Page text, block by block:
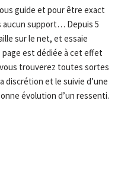
guide et pour être exact
aucun support… Depuis 5
sur le net, et essaie
page est dédiée à cet effet
trouverez toutes sortes
discrétion et le suivie d’une
évolution d’un ressenti.